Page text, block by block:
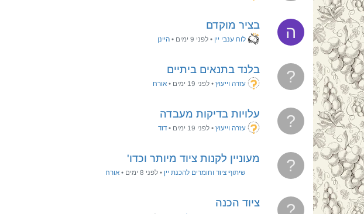
ה בציר מוקדם
לוח ענבי יין •לפני 9 ימים •היינן
? בלנד בתנאים ביתיים
עזרה וייעוץ •לפני 19 ימים •אורח
? עלויות בדיקות מעבדה
עזרה וייעוץ •לפני 19 ימים •דוד
? מעוניין לקנות ציוד מיותר וכדו'
שיתוף ציוד וחומרים להכנת יין •לפני 8 ימים •אורח
? ציוד הכנה